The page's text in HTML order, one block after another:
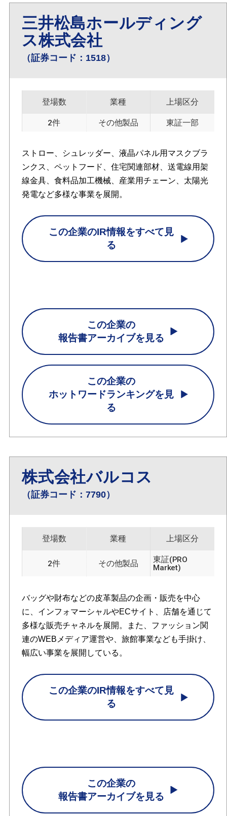
三井松島ホールディング
ス株式会社
（証券コード：1518）
登場数
2件
業種
その他製品
上場区分
東証一部
ストロー、シュレッダー、液晶パネル用マスクブラ
ンクス、ペットフード、住宅関連部材、送電線用架
線金具、食料品加工機械、産業用チェーン、太陽光
発電など多様な事業を展開。
この企業のIR情報をすべて見
る
この企業の
報告書アーカイブを見る
この企業の
ホットワードランキングを見
る
株式会社バルコス
（証券コード：7790）
登場数
2件
業種
その他製品
上場区分
東証(PRO
Market)
バッグや財布などの皮革製品の企画・販売を中心
に、インフォマーシャルやECサイト、店舗を通じて
多様な販売チャネルを展開。また、ファッション関
連のWEBメディア運営や、旅館事業なども手掛け、
幅広い事業を展開している。
この企業のIR情報をすべて見
る
この企業の
報告書アーカイブを見る